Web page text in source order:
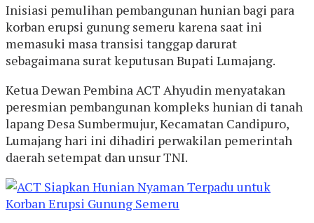
Inisiasi pemulihan pembangunan hunian bagi para
korban erupsi gunung semeru karena saat ini
memasuki masa transisi tanggap darurat
sebagaimana surat keputusan Bupati Lumajang.
Ketua Dewan Pembina ACT Ahyudin menyatakan
peresmian pembangunan kompleks hunian di tanah
lapang Desa Sumbermujur, Kecamatan Candipuro,
Lumajang hari ini dihadiri perwakilan pemerintah
daerah setempat dan unsur TNI.